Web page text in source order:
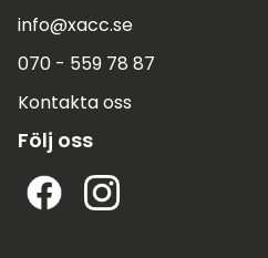
info@xacc.se
070 - 559 78 87
Kontakta oss
Följ oss